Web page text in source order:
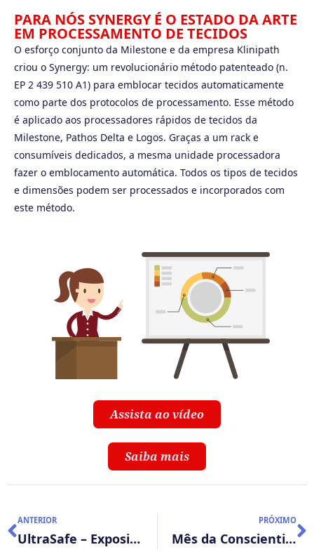
PARA NÓS SYNERGY É O ESTADO DA ARTE
EM PROCESSAMENTO DE TECIDOS
O esforço conjunto da Milestone e da empresa Klinipath
criou o Synergy: um revolucionário método patenteado (n.
EP 2 439 510 A1) para emblocar tecidos automaticamente
como parte dos protocolos de processamento. Esse método
é aplicado aos processadores rápidos de tecidos da
Milestone, Pathos Delta e Logos. Graças a um rack e
consumíveis dedicados, a mesma unidade processadora
fazer o emblocamento automática. Todos os tipos de tecidos
e dimensões podem ser processados ​​e incorporados com
este método.
Assista ao vídeo
Saiba mais
ANTERIOR
UltraSafe – Exposição zero de formol no manuseio de peças cirúrgicas
PRÓXIMO
Mês da Conscientização sobre o câncer infantojuvenil!